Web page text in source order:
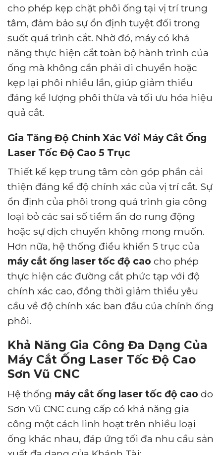
cho phép kẹp chặt phôi ống tại vị trí trung
tâm, đảm bảo sự ổn định tuyệt đối trong
suốt quá trình cắt. Nhờ đó, máy có khả
năng thực hiện cắt toàn bộ hành trình của
ống mà không cần phải di chuyển hoặc
kẹp lại phôi nhiều lần, giúp giảm thiểu
đáng kể lượng phôi thừa và tối ưu hóa hiệu
quả cắt.
Gia Tăng Độ Chính Xác Với Máy Cắt Ống
Laser Tốc Độ Cao 5 Trục
Thiết kế kẹp trung tâm còn góp phần cải
thiện đáng kể độ chính xác của vị trí cắt. Sự
ổn định của phôi trong quá trình gia công
loại bỏ các sai số tiềm ẩn do rung động
hoặc sự dịch chuyển không mong muốn.
Hơn nữa, hệ thống điều khiển 5 trục của
máy cắt ống laser tốc độ cao cho phép
thực hiện các đường cắt phức tạp với độ
chính xác cao, đồng thời giảm thiểu yêu
cầu về độ chính xác ban đầu của chính ống
phôi.
Khả Năng Gia Công Đa Dạng Của
Máy Cắt Ống Laser Tốc Độ Cao
Sơn Vũ CNC
Hệ thống máy cắt ống laser tốc độ cao do
Sơn Vũ CNC cung cấp có khả năng gia
công một cách linh hoạt trên nhiều loại
ống khác nhau, đáp ứng tối đa nhu cầu sản